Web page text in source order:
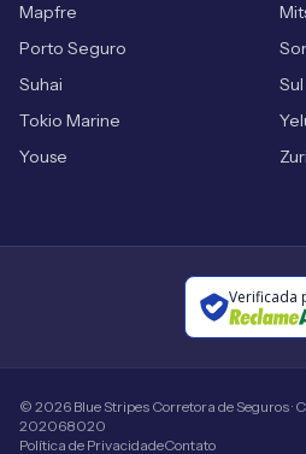
Mapfre
Porto Seguro
Suhai
Tokio Marine
Youse
Verificada
© 2026 Blue Stripes Corretora de Seguros ·
202068020
Política de PrivacidadeContato